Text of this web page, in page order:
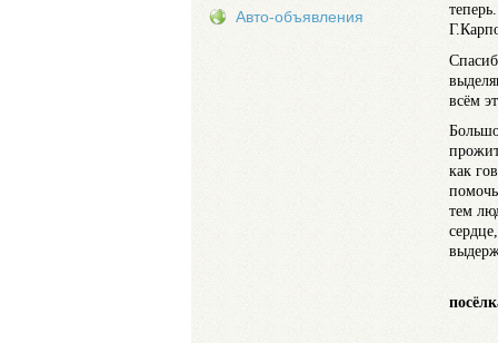
Авто-объявления
всём
как
тем